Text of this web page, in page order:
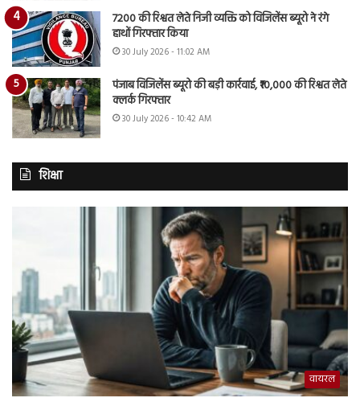
7200 की रिश्वत लेते निजी व्यक्ति को विजिलेंस ब्यूरो ने रंगे
हाथों गिरफ्तार किया
30 July 2026 - 11:02 AM
पंजाब विजिलेंस ब्यूरो की बड़ी कार्रवाई, ₹10,000 की रिश्वत लेते
क्लर्क गिरफ्तार
30 July 2026 - 10:42 AM
शिक्षा
वायरल